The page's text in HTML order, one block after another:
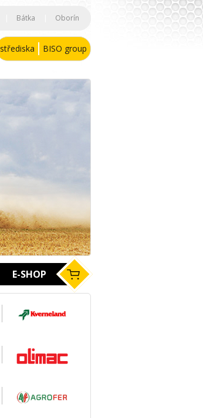
Bátka Oborín
střediska BISO group
E-SHOP